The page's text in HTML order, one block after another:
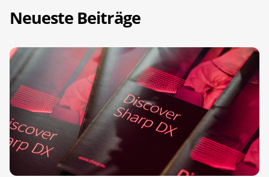
Neueste Beiträge